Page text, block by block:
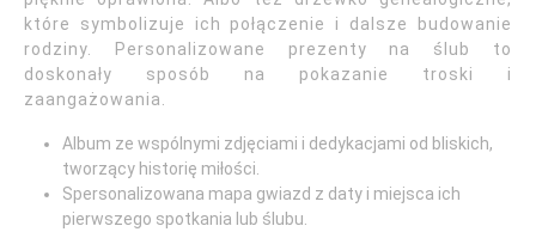
które symbolizuje ich połączenie i dalsze budowanie
rodziny. Personalizowane prezenty na ślub to
doskonały sposób na pokazanie troski i
zaangażowania.
Album ze wspólnymi zdjęciami i dedykacjami od bliskich,
tworzący historię miłości.
Spersonalizowana mapa gwiazd z daty i miejsca ich
pierwszego spotkania lub ślubu.